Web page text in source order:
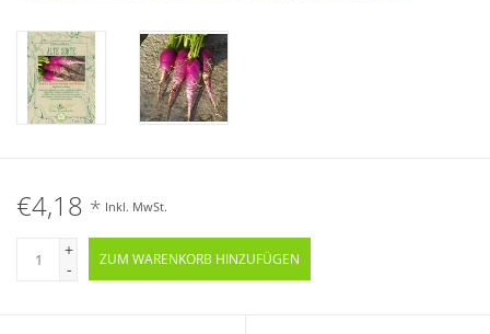
€4,18 * Inkl. MwSt.
+
-
ZUM WARENKORB HINZUFÜGEN